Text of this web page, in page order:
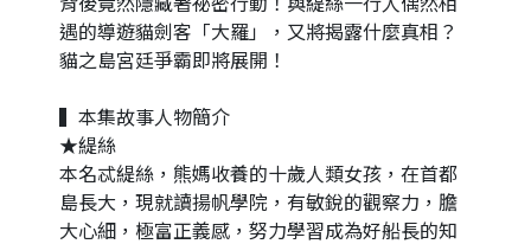
遇的導遊貓劍客「大羅」，又將揭露什麼真相？
貓之島宮廷爭霸即將展開！
▍本集故事人物簡介
★緹絲
本名忒緹絲，熊媽收養的十歲人類女孩，在首都
島長大，現就讀揚帆學院，有敏銳的觀察力，膽
大心細，極富正義感，努力學習成為好船長的知